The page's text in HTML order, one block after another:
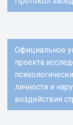
Официальное
проекта
личности и
воздействия